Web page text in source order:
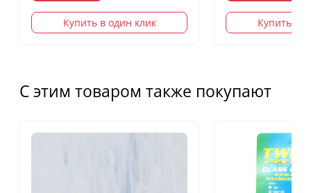
Купить в один клик Купить в
С этим товаром также покупают